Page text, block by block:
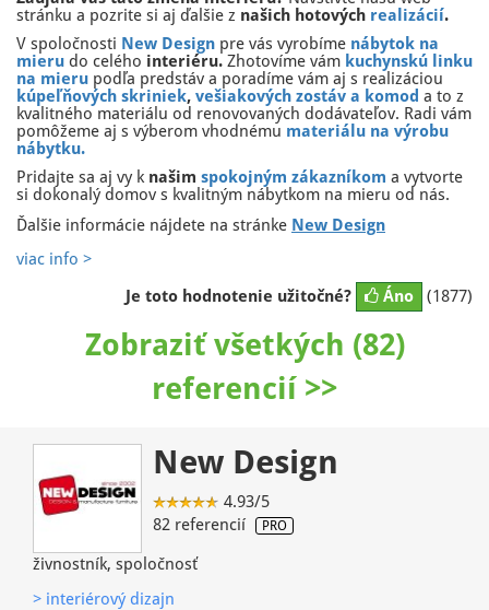
stránku a pozrite si aj ďalšie z našich hotových realizácií.
V spoločnosti New Design pre vás vyrobíme nábytok na
mieru do celého interiéru. Zhotovíme vám kuchynskú linku
na mieru podľa predstáv a poradíme vám aj s realizáciou
kúpeľňových skriniek, vešiakových zostáv a komod a to z
kvalitného materiálu od renovovaných dodávateľov. Radi vám
pomôžeme aj s výberom vhodnému materiálu na výrobu
nábytku.
Pridajte sa aj vy k našim spokojným zákazníkom a vytvorte
si dokonalý domov s kvalitným nábytkom na mieru od nás.
Ďalšie informácie nájdete na stránke New Design
viac info >
Je toto hodnotenie užitočné?
Áno (1877)
Zobraziť všetkých (82)
referencií >>
New Design
4.93/5
82 referencií
PRO
živnostník, spoločnosť
> interiérový dizajn